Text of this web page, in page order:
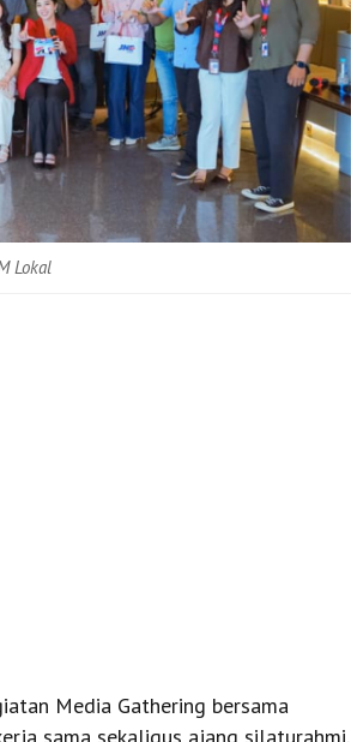
Lokal
Media Gathering bersama
sama sekaligus ajang silaturahmi.